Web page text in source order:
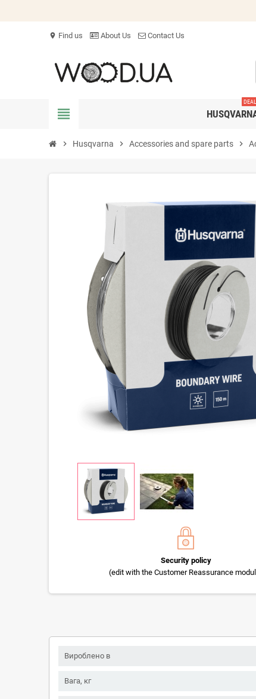
location_on Find us About Us Contact Us
view_headline
chevron_right Husqvarna chevron_right Accessories and spare parts chevron_right
Security policy
(edit with the Customer Reassurance
Вироблено в
Вага, кг